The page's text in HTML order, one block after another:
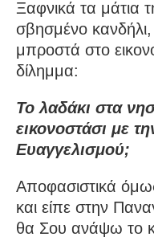
Ξαφνικά τα μάτια
σβησμένο
μπροστά στο
δί­λημμα:
Το λαδάκι στα
εικονοστάσι με
Ευαγγελισμού;
Αποφασιστικά
και είπε στην
θα Σου ανάψω το